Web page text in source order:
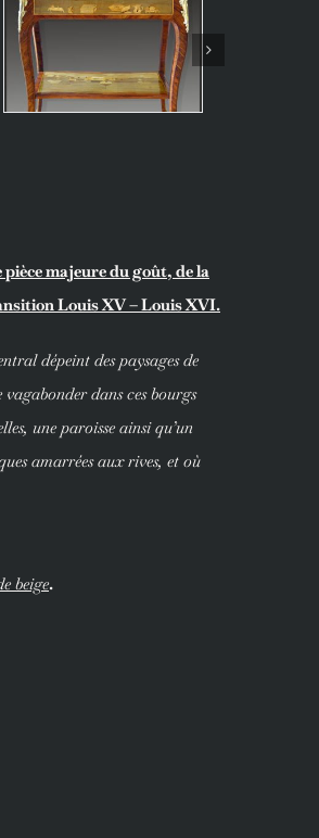
majeure du goût, de la
Louis XV – Louis XVI.
dépeint des paysages de
dans ces bourgs
une paroisse ainsi qu’un
amarrées aux rives, et où
beige.